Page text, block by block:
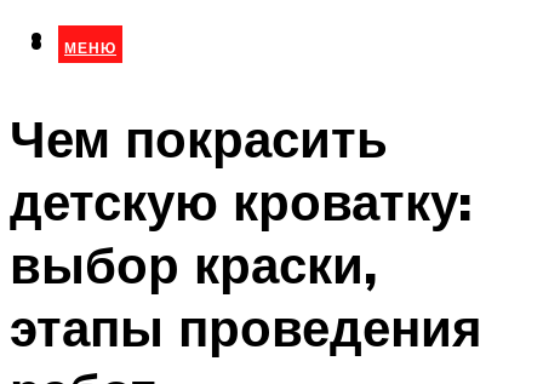
МЕНЮ
МЕНЮ
Чем покрасить
детскую кроватку:
выбор краски,
этапы проведения